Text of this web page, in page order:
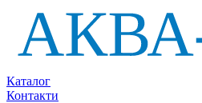
Каталог
Контакти